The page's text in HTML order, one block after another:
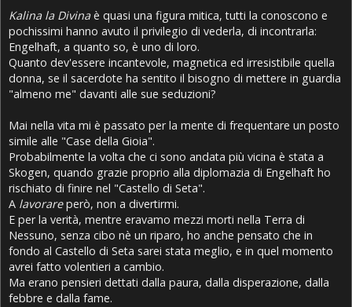
Kalina la Divinaè quasi una figura mitica, tutti la conoscono e
pochissimi hanno avuto il privilegio di vederla, di incontrarla:
Engelhaft, a quanto so, è uno di loro.
Quanto dev'essere incantevole, magnetica ed irresistibile quella
donna, se il sacerdote ha sentito il bisogno di mettere in guardia
"almeno me" davanti alle sue seduzioni?
Mai nella vita mi è passato per la mente di frequentare un posto
simile alle "Case della Gioia".
Probabilmente la volta che ci sono andata più vicina è stata a
Skogen, quando grazie proprio alla diplomazia di Engelhaft ho
rischiato di finire nel "Castello di Seta".
A lavorareperò, non a divertirmi.
E per la verità, mentre eravamo mezzi morti nella Terra di
Nessuno, senza cibo nè un riparo, ho anche pensato che in
fondo al Castello di Seta sarei stata meglio, e in quel momento
avrei fatto volentieri a cambio.
Ma erano pensieri dettati dalla paura, dalla disperazione, dalla
febbre e dalla fame.